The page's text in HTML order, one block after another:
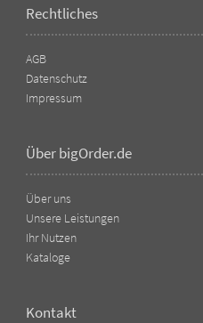
Rechtliches
AGB
Datenschutz
Impressum
Über bigOrder.de
Über uns
Unsere Leistungen
Ihr Nutzen
Kataloge
Kontakt